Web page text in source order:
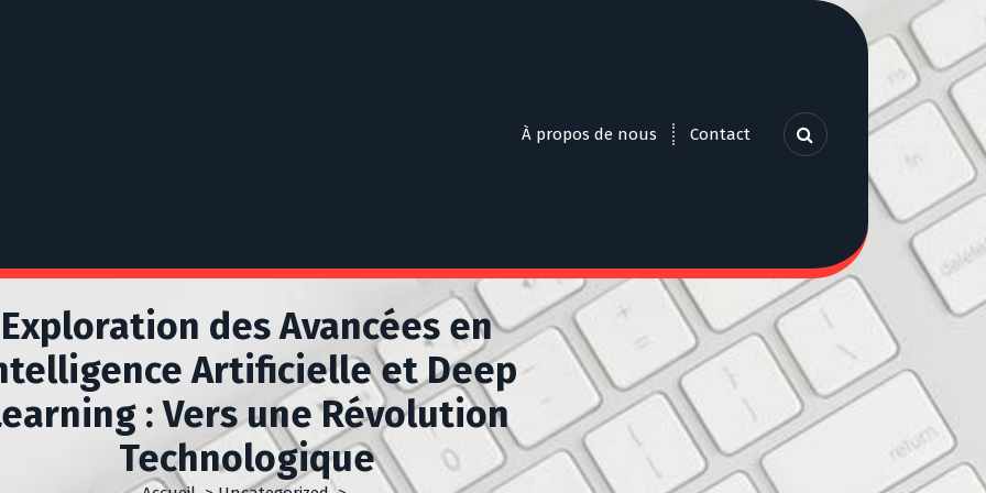
À propos de nous Contact
Exploration des Avancées en
Artificielle et Deep
: Vers une Révolution
Technologique